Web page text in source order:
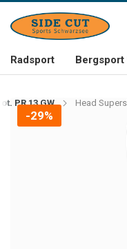
Radsport Bergsport
PR 13 GW Head
-29%